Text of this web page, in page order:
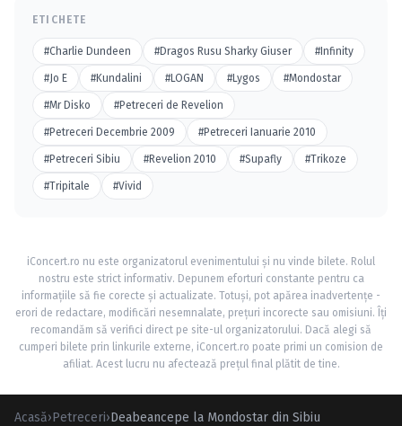
ETICHETE
#Charlie Dundeen #Dragos Rusu Sharky Giuser #Infinity
#Jo E #Kundalini #LOGAN #Lygos #Mondostar
#Mr Disko #Petreceri de Revelion
#Petreceri Decembrie 2009 #Petreceri Ianuarie 2010
#Petreceri Sibiu #Revelion 2010 #Supafly #Trikoze
#Tripitale #Vivid
iConcert.ro nu este organizatorul evenimentului și nu vinde bilete. Rolul
nostru este strict informativ. Depunem eforturi constante pentru ca
informațiile să fie corecte și actualizate. Totuși, pot apărea inadvertențe -
erori de redactare, modificări nesemnalate, prețuri incorecte sau omisiuni. Îți
recomandăm să verifici direct pe site-ul organizatorului. Dacă alegi să
cumperi bilete prin linkurile externe, iConcert.ro poate primi un comision de
afiliat. Acest lucru nu afectează prețul final plătit de tine.
Acasă›Petreceri›Deabeancepe la Mondostar din Sibiu